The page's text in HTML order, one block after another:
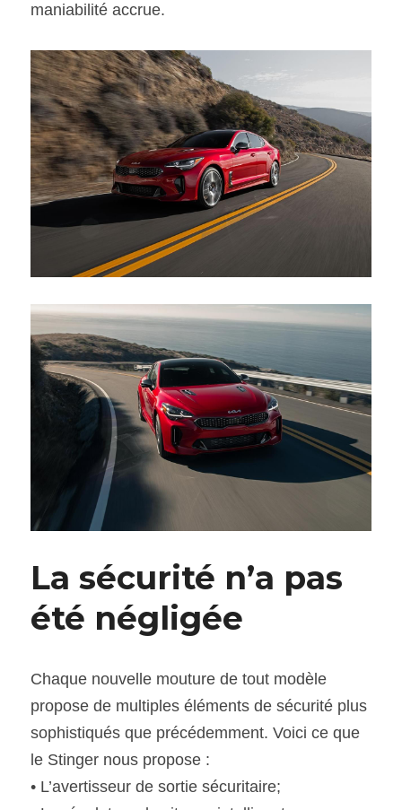
maniabilité accrue.
La sécurité n’a pas
été négligée
Chaque nouvelle mouture de tout modèle
propose de multiples éléments de sécurité plus
sophistiqués que précédemment. Voici ce que
le Stinger nous propose :
• L’avertisseur de sortie sécuritaire;